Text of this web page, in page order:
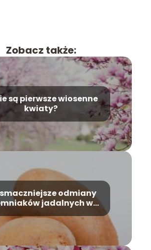
Zobacz także:
są pierwsze wiosenne
kwiaty?
odmiany
jadalnych w